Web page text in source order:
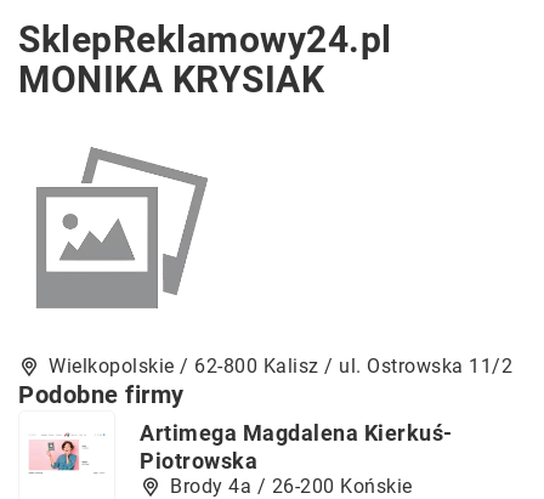
SklepReklamowy24.pl
MONIKA KRYSIAK
Wielkopolskie / 62-800 Kalisz / ul. Ostrowska 11/2
Podobne firmy
Artimega Magdalena Kierkuś-
Piotrowska
Brody 4a / 26-200 Końskie